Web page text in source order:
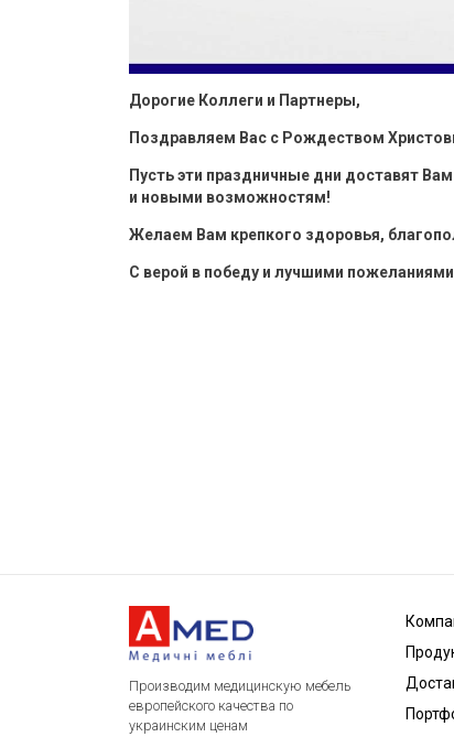
Дорогие Коллеги и Партнеры,
Поздравляем Вас с Рождеством
Пусть эти праздничные дни доставят
и новыми возможностям!
Желаем Вам крепкого здоровья,
С верой в победу и лучшими
Производим медицинскую мебель
европейского качества по
украинским ценам